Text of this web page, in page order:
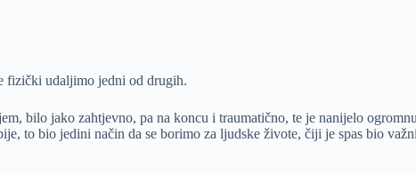
fizički udaljimo jedni od drugih.
bilo jako zahtjevno, pa na koncu i traumatično, te je nanijelo
to bio jedini način da se borimo za ljudske živote, čiji je spas bio